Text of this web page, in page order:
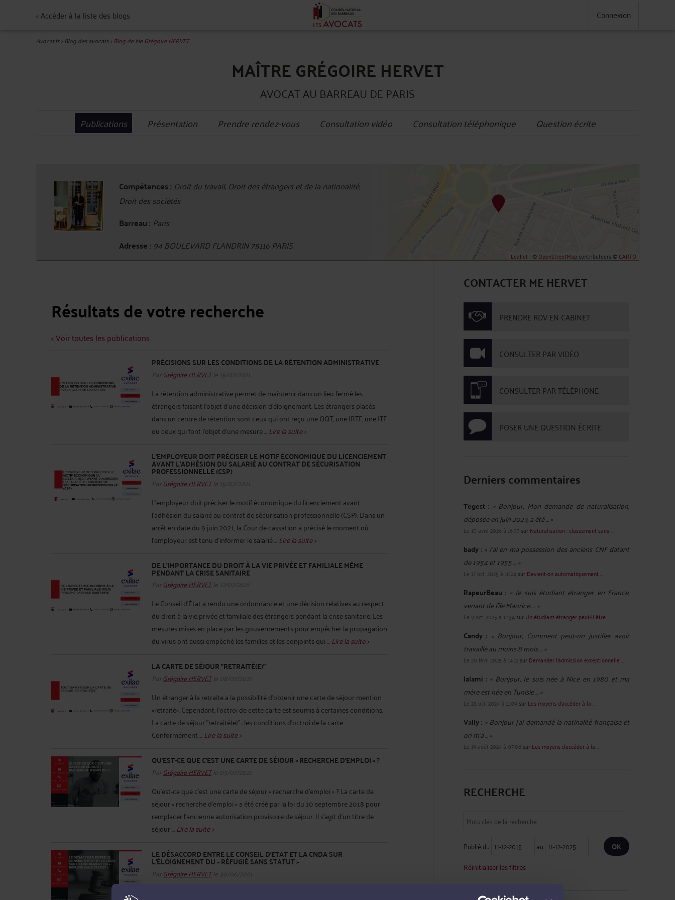
<Accéder à la liste des blogs Connexion
Avocat.fr>Blog des avocats>Blog de Me Grégoire HERVET
MAÎTRE GRÉGOIRE HERVET
AVOCAT AU BARREAU DE PARIS
Publications Présentation Prendre rendez-vous Consultation vidéo Consultation téléphonique Question écrite
Compétences : Droit du travail, Droit des étrangers et de la nationalité,
Droit des sociétés
Barreau : Paris
Adresse : 94 BOULEVARD FLANDRIN 75116 PARIS
Leaflet | ©OpenStreetMapcontributeurs ©CARTO
Résultats de votre recherche
< Voir toutes les publications
PRÉCISIONS SUR LES CONDITIONS DE LA RÉTENTION ADMINISTRATIVE
Par Grégoire HERVETle 15/07/2021
La rétention administrative permet de maintenir dans un lieu fermé les
étrangers faisant l’objet d’une décision d’éloignement. Les étrangers placés
dans un centre de rétention sont ceux qui ont reçu une OQT, une IRTF, une ITF
ou ceux qui font l’objet d’une mesure ...Lire la suite >
L’EMPLOYEUR DOIT PRÉCISER LE MOTIF ÉCONOMIQUE DU LICENCIEMENT
AVANT L’ADHÉSION DU SALARIÉ AU CONTRAT DE SÉCURISATION
PROFESSIONNELLE (CSP)
Par Grégoire HERVETle 15/07/2021
L’employeur doit préciser le motif économique du licenciement avant
l’adhésion du salarié au contrat de sécurisation professionnelle (CSP). Dans un
arrêt en date du 9 juin 2021, la Cour de cassation a précisé le moment où
l’employeur est tenu d’informer le salarié ...Lire la suite >
DE L’IMPORTANCE DU DROIT À LA VIE PRIVÉE ET FAMILIALE MÊME
PENDANT LA CRISE SANITAIRE
Par Grégoire HERVETle 12/07/2021
Le Conseil d’État a rendu une ordonnance et une décision relatives au respect
du droit à la vie privée et familiale des étrangers pendant la crise sanitaire. Les
mesures mises en place par les gouvernements pour empêcher la propagation
du virus ont aussi empêché les familles et les conjoints qui ...Lire la suite >
LA CARTE DE SÉJOUR "RETRAITÉ(E)"
Par Grégoire HERVETle 08/07/2021
Un étranger à la retraite a la possibilité d’obtenir une carte de séjour mention
«retraité». Cependant, l’octroi de cette carte est soumis à certaines conditions.
La carte de séjour "retraité(e)" : les conditions d'octroi de la carte
Conformément ...Lire la suite >
QU’EST-CE QUE C’EST UNE CARTE DE SÉJOUR « RECHERCHE D’EMPLOI » ?
Par Grégoire HERVETle 05/07/2021
Qu’est-ce que c’est une carte de séjour « recherche d’emploi » ? La carte de
séjour « recherche d’emploi » a été créé par la loi du 10 septembre 2018 pour
remplacer l’ancienne autorisation provisoire de séjour. Il s’agit d’un titre de
séjour ...Lire la suite >
LE DÉSACCORD ENTRE LE CONSEIL D’ETAT ET LA CNDA SUR
L’ÉLOIGNEMENT DU « RÉFUGIÉ SANS STATUT »
Par Grégoire HERVETle 30/06/2021
CONTACTER ME HERVET
PRENDRE RDV EN CABINET
CONSULTER PAR VIDÉO
CONSULTER PAR TÉLÉPHONE
POSER UNE QUESTION ÉCRITE
Derniers commentaires
Tegest : « Bonjour, Mon demande de naturalisation,
déposée en juin 2023, a été ... »
Le 10 avril 2026 à 16:37sur Naturalisation : classement sans ...
bady : « J'ai en ma possession des anciens CNF datant
de 1954 et 1955 ... »
Le 17 oct. 2025 à 16:24 sur Devient-on automatiquement ...
RapeurBeau : « Je suis étudiant étranger en France,
venant de l'île Maurice. ... »
Le 9 oct. 2025 à 12:34 sur Un étudiant étranger peut-il être ...
Candy : « Bonjour, Comment peut-on justifier avoir
travaillé au moins 8 mois ... »
Le 20 févr. 2025 à 14:12sur Demander l’admission exceptionnelle ...
Ialami : « Bonjour, Je suis née à Nice en 1980 et ma
mère est née en Tunisie ... »
Le 28 oct. 2024 à 11:09 sur Les moyens d'accéder à la ...
Vally : « Bonjour j'ai demandé la natinalité française et
on m'a ... »
Le 19 août 2024 à 07:08 sur Les moyens d'accéder à la ...
RECHERCHE
Publié du
au
Réinitialiser les filtres